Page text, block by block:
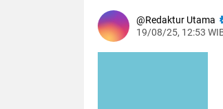
Redaktur Utama
19/08/25, 12:53